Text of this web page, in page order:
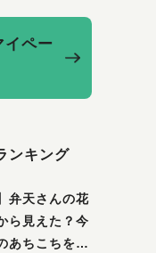
イペー
ンキング
弁天さんの花
ら見えた？今
あちこちを巡